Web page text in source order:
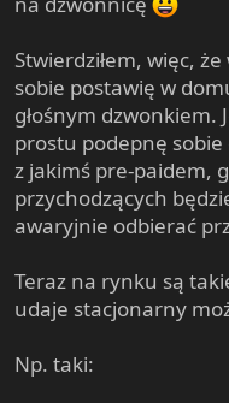
Stwierdziłem, więc,
sobie postawię w
głośnym dzwonkiem.
prostu podepnę
z jakimś pre-paidem,
przychodzących
awaryjnie odbierać
Teraz na rynku są
udaje stacjonarny
Np. taki: